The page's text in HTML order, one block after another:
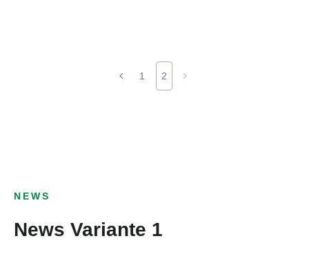
1 2
NEWS
News Variante 1